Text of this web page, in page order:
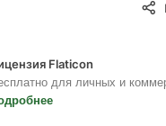
Flaticon
для личных и